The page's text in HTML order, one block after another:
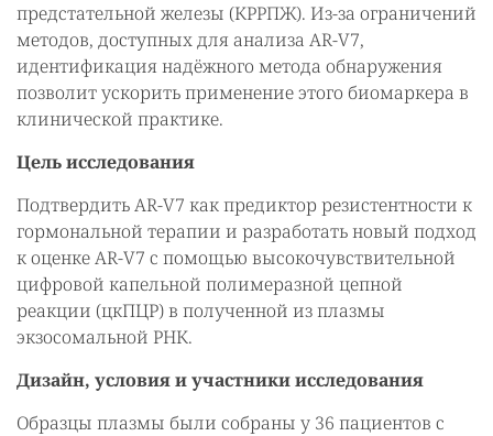
предстательной железы (КРРПЖ). Из-за ограничений
методов, доступных для анализа AR-V7,
идентификация надёжного метода обнаружения
позволит ускорить применение этого биомаркера в
клинической практике.
Цель исследования
Подтвердить AR-V7 как предиктор резистентности к
гормональной терапии и разработать новый подход
к оценке AR-V7 с помощью высокочувствительной
цифровой капельной полимеразной цепной
реакции (цкПЦР) в полученной из плазмы
экзосомальной РНК.
Дизайн, условия и участники исследования
Образцы плазмы были собраны у 36 пациентов с